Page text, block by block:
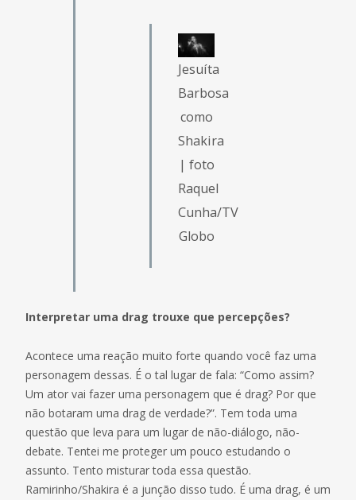
Jesuíta
Barbosa
como
Shakira
| foto
Raquel
Cunha/TV
Globo
Interpretar uma drag trouxe que percepções?
Acontece uma reação muito forte quando você faz uma
personagem dessas. É o tal lugar de fala: “Como assim?
Um ator vai fazer uma personagem que é drag? Por que
não botaram uma drag de verdade?”. Tem toda uma
questão que leva para um lugar de não-diálogo, não-
debate. Tentei me proteger um pouco estudando o
assunto. Tento misturar toda essa questão.
Ramirinho/Shakira é a junção disso tudo. É uma drag, é um